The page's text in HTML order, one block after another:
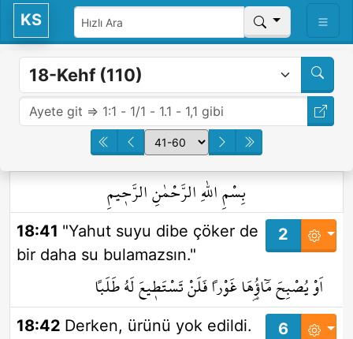
KS
بِسْمِ اللّٰهِ الرَّحْمٰنِ الرَّح۪يمِ
2
18:41 "Yahut suyu dibe çöker de
bir daha su bulamazsın."
اَوْ يُصْبِحَ مَٓاؤُ۬هَا غَوْراً فَلَنْ تَسْتَط۪يعَ لَهُ طَلَباً
6
18:42 Derken, ürünü yok edildi.